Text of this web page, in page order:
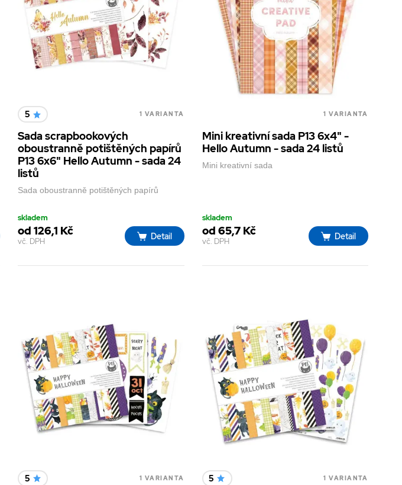
5 1 VARIANTA
Sada scrapbookových
oboustranně potištěných papírů
P13 6x6" Hello Autumn - sada 24
listů
Sada oboustranně potištěných papírů
skladem
od 126,1 Kč
vč. DPH Detail
1 VARIANTA
Mini kreativní sada P13 6x4" -
Hello Autumn - sada 24 listů
Mini kreativní sada
skladem
od 65,7 Kč
vč. DPH Detail
5 1 VARIANTA 5 1 VARIANTA